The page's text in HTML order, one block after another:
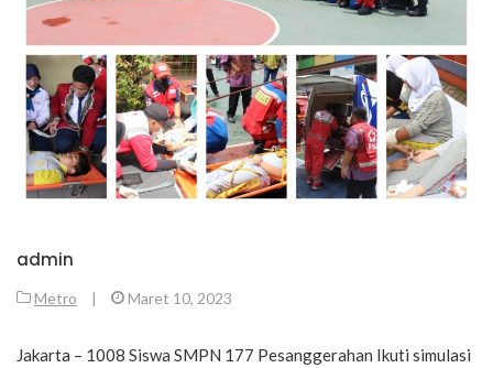
admin
Metro | Maret 10, 2023
Jakarta – 1008 Siswa SMPN 177 Pesanggerahan Ikuti simulasi